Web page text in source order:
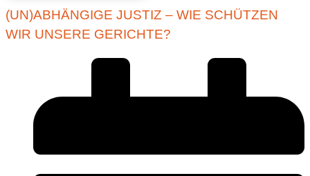
(UN)ABHÄNGIGE JUSTIZ – WIE SCHÜTZEN
WIR UNSERE GERICHTE?